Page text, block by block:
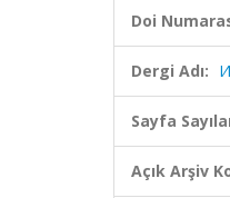
Doi
Dergi Adı:
Sayfa
Açık Arşiv